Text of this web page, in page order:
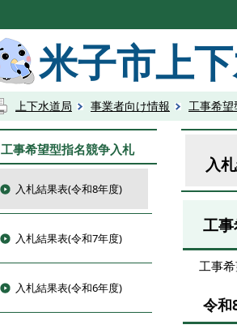
米子市上
上下水道局 事業者向け情報 工事希望
工事希望型指名競争入札
入札結果表(令和8年度)
入札結果表(令和7年度)
入札結果表(令和6年度)
入
工事
工事
令和